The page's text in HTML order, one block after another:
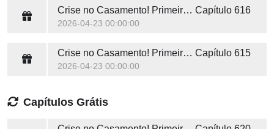
Crise no Casamento! Primeiro amor, Fique Longe Capítulo 616
2026-04-23 00:00:00
Crise no Casamento! Primeiro amor, Fique Longe Capítulo 615
2026-04-23 00:00:00
Capítulos Grátis